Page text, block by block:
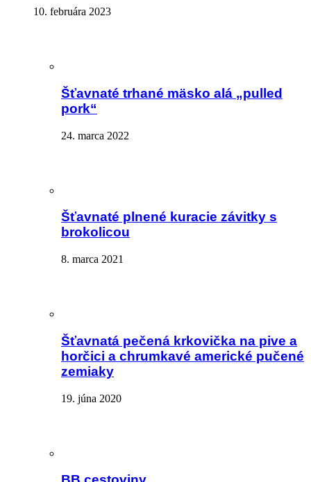
10. februára 2023
Šťavnaté trhané mäsko alá „pulled
pork“
24. marca 2022
Šťavnaté plnené kuracie závitky s
brokolicou
8. marca 2021
Šťavnatá pečená krkovička na pive a
horčici a chrumkavé americké pučené
zemiaky
19. júna 2020